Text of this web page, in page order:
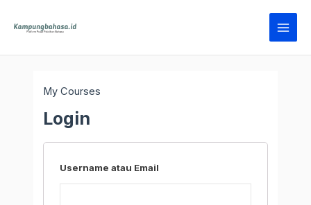
Main
My Courses
Login
Username atau Email